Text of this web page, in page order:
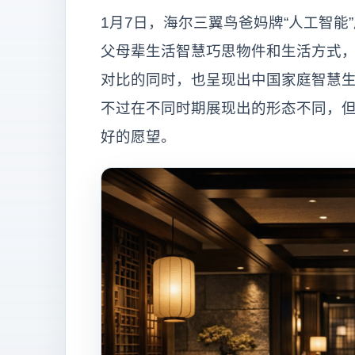
1月7日，海尔三翼鸟爸妈牌“人工智
父母辈生活智慧巧思物件和生活方式
对比的同时，也呈现出中国家庭智慧
不过在不同时期展现出的形态不同，
好的愿望。